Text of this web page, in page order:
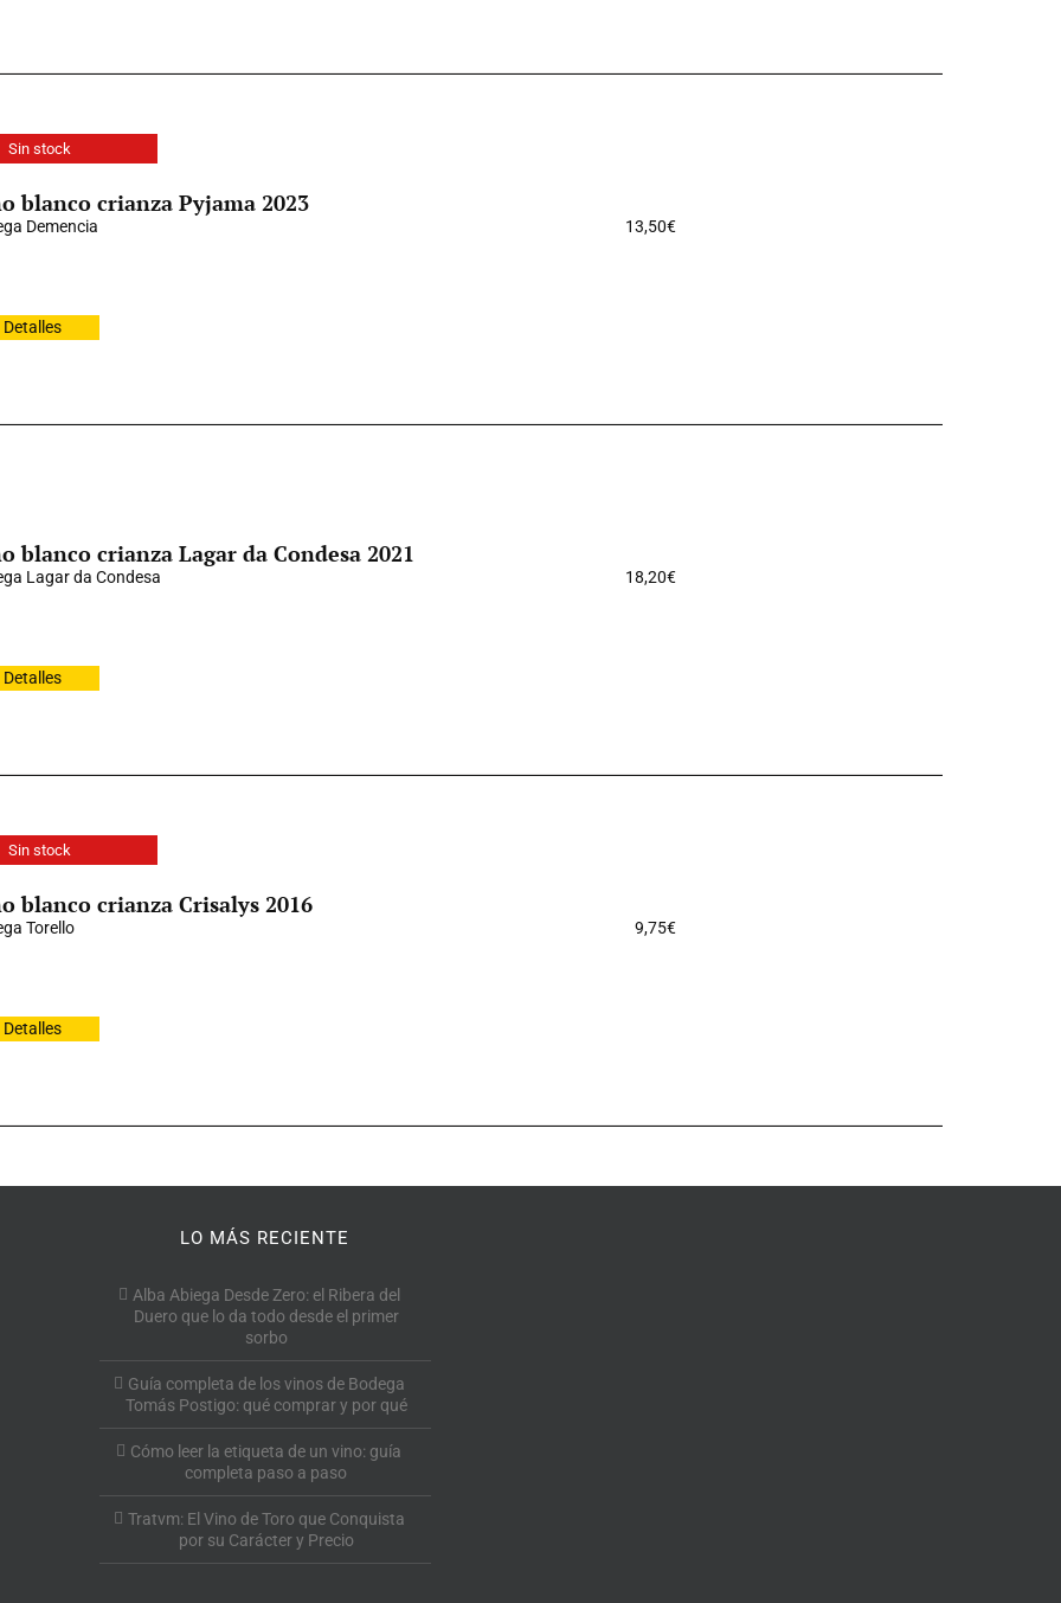
Sin stock
blanco crianza Pyjama 2023
Demencia 13,50€
Detalles
blanco crianza Lagar da Condesa 2021
Lagar da Condesa 18,20€
Detalles
Sin stock
blanco crianza Crisalys 2016
Torello 9,75€
Detalles
LO MÁS RECIENTE
Alba Abiega Desde Zero: el Ribera del
Duero que lo da todo desde el primer
sorbo
Guía completa de los vinos de Bodega
Tomás Postigo: qué comprar y por qué
Cómo leer la etiqueta de un vino: guía
completa paso a paso
Tratvm: El Vino de Toro que Conquista
por su Carácter y Precio